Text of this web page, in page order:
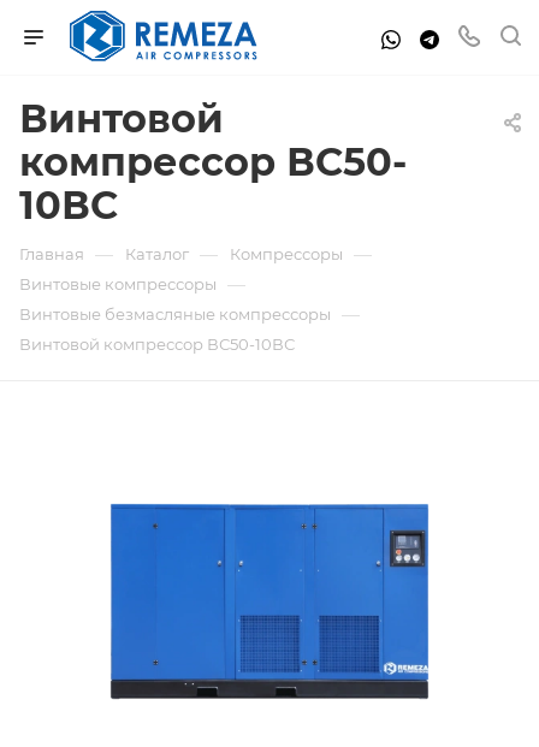
Винтовой
компрессор ВС50-
10ВС
Главная — Каталог — Компрессоры —
Винтовые компрессоры —
Винтовые безмасляные компрессоры —
Винтовой компрессор ВС50-10ВС